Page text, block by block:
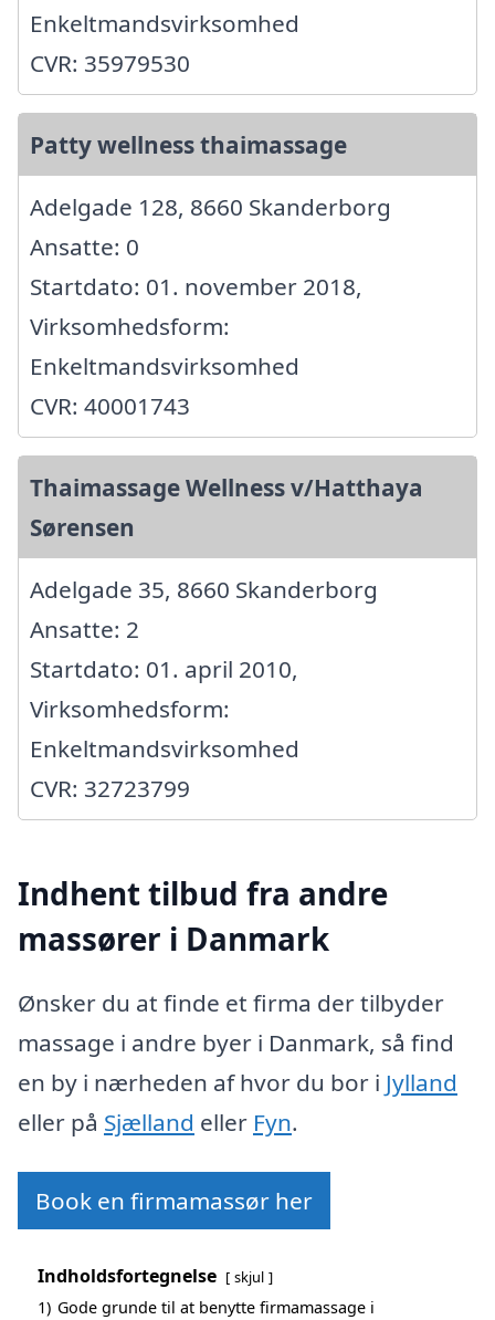
Enkeltmandsvirksomhed
CVR: 35979530
Patty wellness thaimassage
Adelgade 128, 8660 Skanderborg
Ansatte: 0
Startdato: 01. november 2018,
Virksomhedsform:
Enkeltmandsvirksomhed
CVR: 40001743
Thaimassage Wellness v/Hatthaya
Sørensen
Adelgade 35, 8660 Skanderborg
Ansatte: 2
Startdato: 01. april 2010,
Virksomhedsform:
Enkeltmandsvirksomhed
CVR: 32723799
Indhent tilbud fra andre
massører i Danmark
Ønsker du at finde et firma der tilbyder
massage i andre byer i Danmark, så find
en by i nærheden af hvor du bor i Jylland
eller på Sjælland eller Fyn.
Book en firmamassør her
Indholdsfortegnelse skjul
1) Gode grunde til at benytte firmamassage i